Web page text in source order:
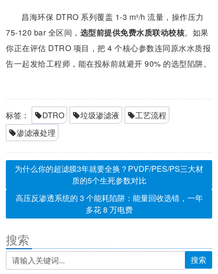
昌海环保 DTRO 系列覆盖 1-3 m³/h 流量，操作压力
75-120 bar 全区间， 选型前提供免费水质联动校核。如果
你正在评估 DTRO 项目，把 4 个核心参数连同原水水质报
告一起发给工程师，能在投标前就避开 90% 的选型陷阱。
标签： DTRO 垃圾渗滤液
工艺流程
渗滤液处理
为什么你的超滤膜3年就要全换？PVDF/PES/PS三大材
质的5个生死参数对比
高压反渗透系统的 3 个能耗陷阱：能量回收选错，一年
多花 8 万电费
搜索
搜索